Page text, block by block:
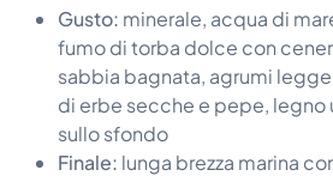
Gusto: minerale, acqua di
fumo di torba dolce con
sabbia bagnata, agrumi
di erbe secche e pepe, legno
sullo sfondo
Finale: lunga brezza marina